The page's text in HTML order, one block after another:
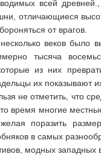
всей
отличающиеся
от врагов.
веков было
тысяча
из них
их показывают
не отметить, что
время многие
поразить
в самых
модных западных